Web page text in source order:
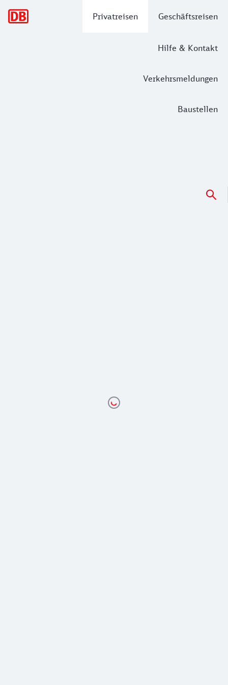
Privatreisen Geschäftsreisen
Hilfe & Kontakt
Verkehrsmeldungen
Baustellen